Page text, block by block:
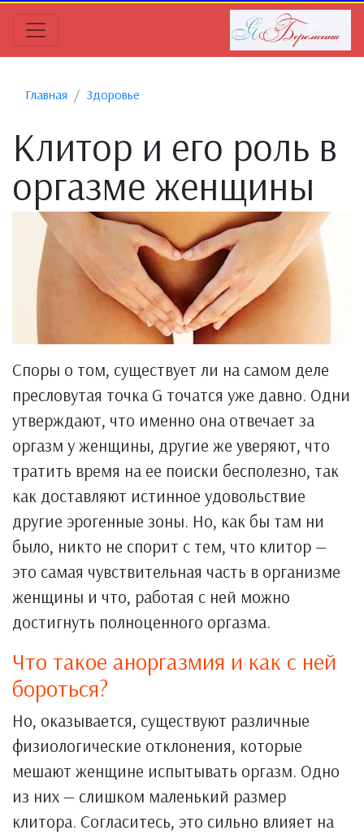
Главная Здоровье
Клитор и его роль в
оргазме женщины
Споры о том, существует ли на самом деле
пресловутая точка G точатся уже давно. Одни
утверждают, что именно она отвечает за
оргазм у женщины, другие же уверяют, что
тратить время на ее поиски бесполезно, так
как доставляют истинное удовольствие
другие эрогенные зоны. Но, как бы там ни
было, никто не спорит с тем, что клитор —
это самая чувствительная часть в организме
женщины и что, работая с ней можно
достигнуть полноценного оргазма.
Что такое аноргазмия и как с ней
бороться?
Но, оказывается, существуют различные
физиологические отклонения, которые
мешают женщине испытывать оргазм. Одно
из них — слишком маленький размер
клитора. Согласитесь, это сильно влияет на